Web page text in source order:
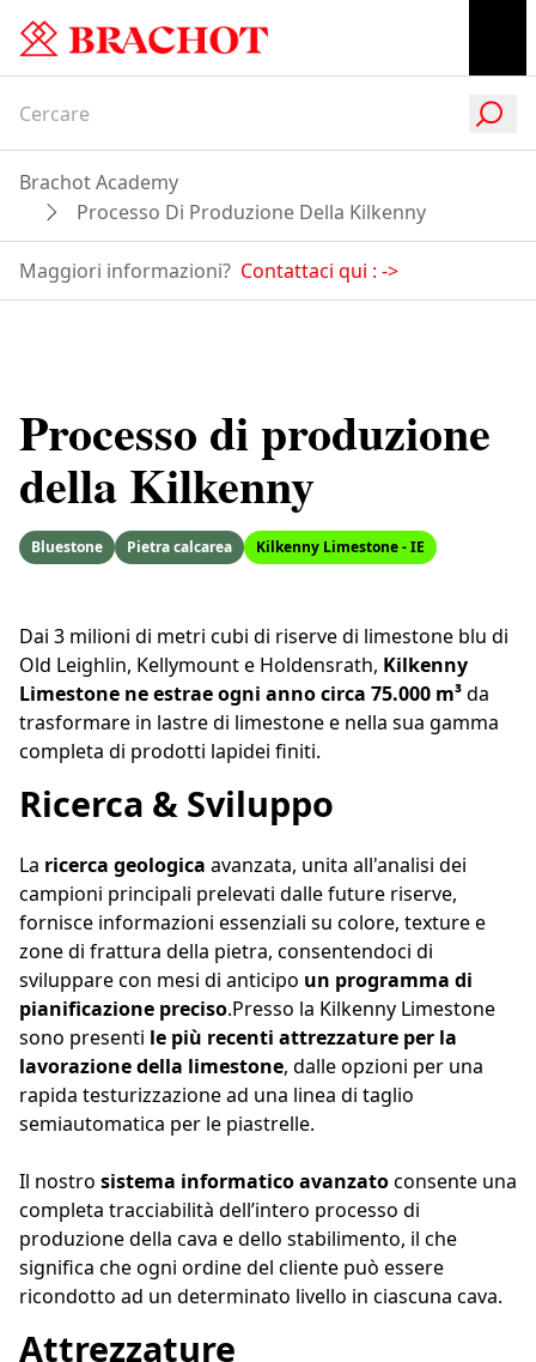
Brachot Academy
Processo Di Produzione Della Kilkenny
Maggiori informazioni? Contattaci qui : ->
Processo di produzione
della Kilkenny
Bluestone Pietra calcarea Kilkenny Limestone - IE
Dai 3 milioni di metri cubi di riserve di limestone blu di
Old Leighlin, Kellymount e Holdensrath, Kilkenny
Limestone ne estrae ogni anno circa 75.000 m³da
trasformare in lastre di limestone e nella sua gamma
completa di prodotti lapidei finiti.
Ricerca & Sviluppo
La ricerca geologica avanzata, unita all'analisi dei
campioni principali prelevati dalle future riserve,
fornisce informazioni essenziali su colore, texture e
zone di frattura della pietra, consentendoci di
sviluppare con mesi di anticipo un programma di
pianificazione preciso.Presso la Kilkenny Limestone
sono presenti le più recenti attrezzature per la
lavorazione della limestone, dalle opzioni per una
rapida testurizzazione ad una linea di taglio
semiautomatica per le piastrelle.
Il nostro sistema informatico avanzatoconsente una
completa tracciabilità dell’intero processo di
produzione della cava e dello stabilimento, il che
significa che ogni ordine del cliente può essere
ricondotto ad un determinato livello in ciascuna cava.
Attrezzature